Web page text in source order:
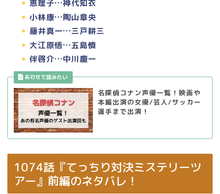
恵理子…神代知衣
小林康…陶山章央
藤井真一…三戸耕三
大江原悟…五島慎
伴啓介…中川慶一
名探偵コナン声優一覧！映画や
本編出演の女優/芸人/サッカー
選手まで出演！
1074話『てっちり対決ミステリーツ
アー』前編のネタバレ！